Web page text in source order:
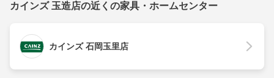
カインズ 玉造店の近くの家具・ホームセンター
カインズ 石岡玉里店